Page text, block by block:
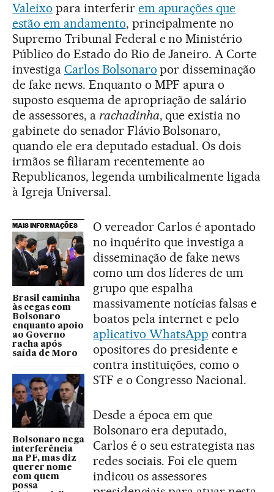
Valeixo para interferir em apurações que
estão em andamento, principalmente no
Supremo Tribunal Federal e no Ministério
Público do Estado do Rio de Janeiro. A Corte
investiga Carlos Bolsonaro por disseminação
de fake news. Enquanto o MPF apura o
suposto esquema de apropriação de salário
de assessores, a rachadinha, que existia no
gabinete do senador Flávio Bolsonaro,
quando ele era deputado estadual. Os dois
irmãos se filiaram recentemente ao
Republicanos, legenda umbilicalmente ligada
à Igreja Universal.
MAIS INFORMAÇÕES
Brasil caminha
às cegas com
Bolsonaro
enquanto apoio
ao Governo
racha após
saída de Moro
Bolsonaro nega
interferência
na PF, mas diz
querer nome
com quem
possa
O vereador Carlos é apontado
no inquérito que investiga a
disseminação de fake news
como um dos líderes de um
grupo que espalha
massivamente notícias falsas e
boatos pela internet e pelo
aplicativo WhatsApp contra
opositores do presidente e
contra instituições, como o
STF e o Congresso Nacional.
Desde a época em que
Bolsonaro era deputado,
Carlos é o seu estrategista nas
redes sociais. Foi ele quem
indicou os assessores